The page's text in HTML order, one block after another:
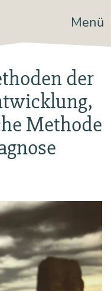
Menü
der
Methode